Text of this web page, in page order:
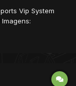
Vip System
Baiak_Edite